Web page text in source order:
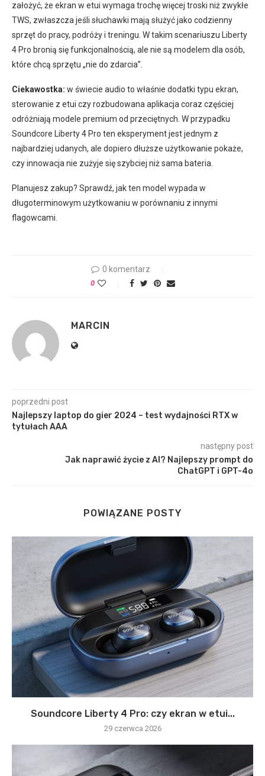
założyć, że ekran w etui wymaga trochę więcej troski niż zwykłe
TWS, zwłaszcza jeśli słuchawki mają służyć jako codzienny
sprzęt do pracy, podróży i treningu. W takim scenariuszu Liberty
4 Pro bronią się funkcjonalnością, ale nie są modelem dla osób,
które chcą sprzętu „nie do zdarcia”.
Ciekawostka: w świecie audio to właśnie dodatki typu ekran,
sterowanie z etui czy rozbudowana aplikacja coraz częściej
odróżniają modele premium od przeciętnych. W przypadku
Soundcore Liberty 4 Pro ten eksperyment jest jednym z
najbardziej udanych, ale dopiero dłuższe użytkowanie pokaże,
czy innowacja nie zużyje się szybciej niż sama bateria.
Planujesz zakup? Sprawdź, jak ten model wypada w
długoterminowym użytkowaniu w porównaniu z innymi
flagowcami.
0 komentarz
0
MARCIN
poprzedni post
Najlepszy laptop do gier 2024 – test wydajności RTX w
tytułach AAA
następny post
Jak naprawić życie z AI? Najlepszy prompt do
ChatGPT i GPT-4o
POWIĄZANE POSTY
Soundcore Liberty 4 Pro: czy ekran w etui...
29 czerwca 2026